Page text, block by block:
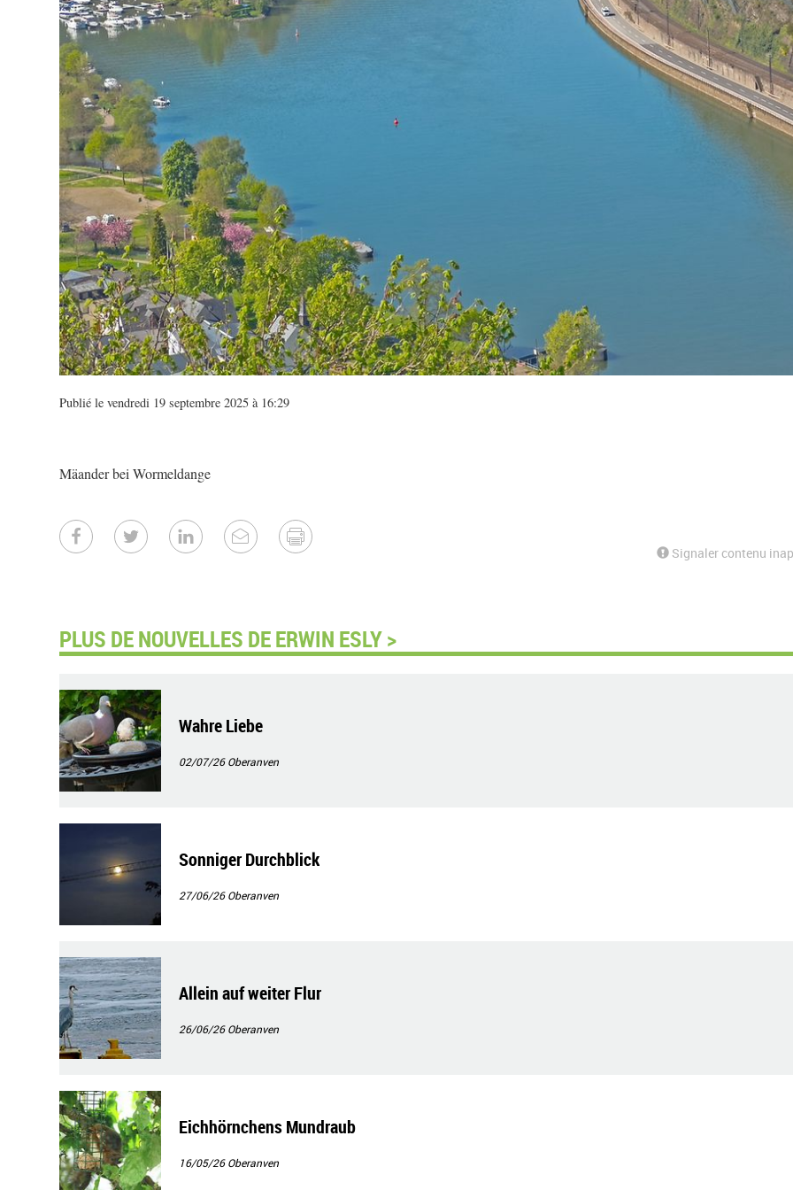
Publié le vendredi 19 septembre 2025 à 16:29
Mäander bei Wormeldange
Signaler contenu
PLUS DE NOUVELLES DE ERWIN ESLY >
Wahre Liebe
02/07/26Oberanven
Sonniger Durchblick
27/06/26Oberanven
Allein auf weiter Flur
26/06/26Oberanven
Eichhörnchens Mundraub
16/05/26Oberanven